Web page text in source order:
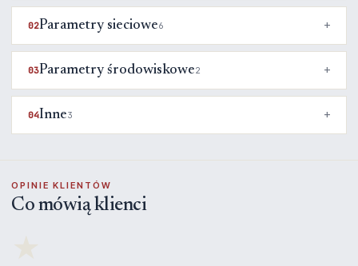
02Parametry sieciowe6
03Parametry środowiskowe2
04Inne3
OPINIE KLIENTÓW
Co mówią klienci